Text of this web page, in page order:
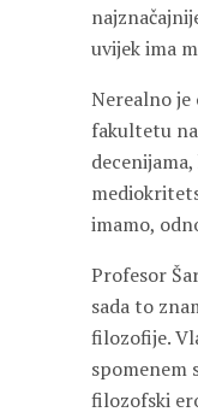
uvijek ima
Nerealno je
fakultetu
imamo,
Profesor
sada to
filozofije.
spomenem
filozofski